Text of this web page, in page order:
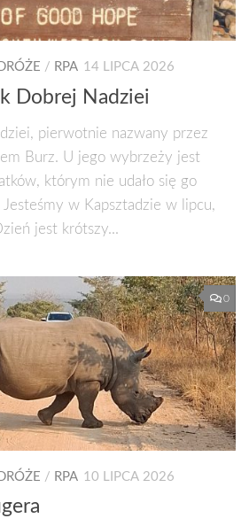
/ RPA 14 LIPCA 2026
Dobrej Nadziei
pierwotnie nazwany przez
Burz. U jego wybrzeży jest
którym nie udało się go
Jesteśmy w Kapsztadzie w lipcu,
jest krótszy...
0
/ RPA 10 LIPCA 2026